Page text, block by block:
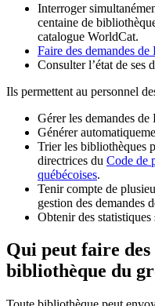
Interroger
centaine de
catalogue WorldCat.
Faire des demandes de
Consulter l’état de ses
Ils permettent au personnel
Gérer les demandes de
Générer
Trier les bibliothèques
directrices du Code de
québécoises.
Tenir compte de
gestion des demandes
Obtenir des
Qui peut faire des
bibliothèque du